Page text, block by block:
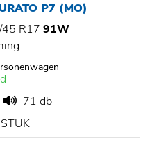
P7 (MO)
R17 91W
71 db